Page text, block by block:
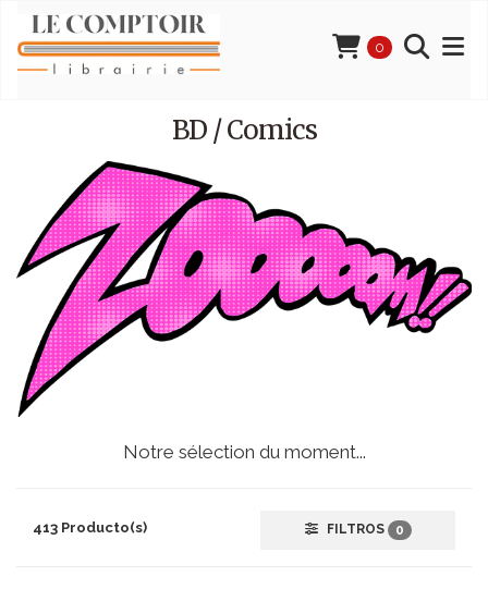
0
BD / Comics
Notre sélection du moment...
413 Producto(s) FILTROS 0